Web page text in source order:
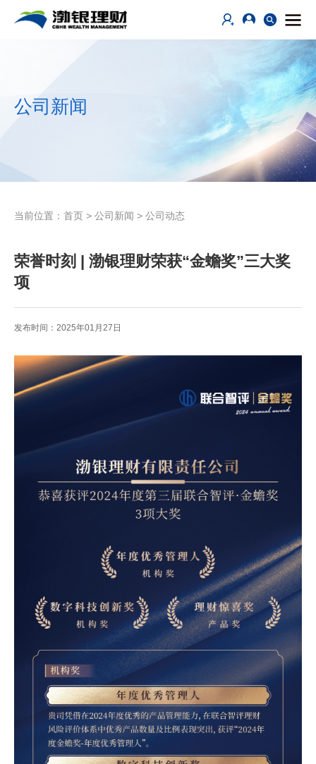
公司新闻
当前位置： 首页 > 公司新闻 > 公司动态
荣誉时刻 | 渤银理财荣获“金蟾奖”三大奖
项
发布时间：2025年01月27日